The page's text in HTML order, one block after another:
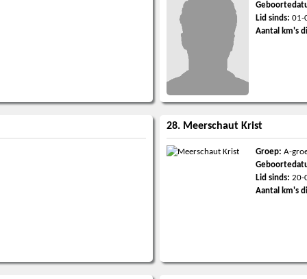
Lid sinds: 01-
Aantal km's
28. Meerschaut Krist
Groep: A-
Lid sinds: 20-
Aantal km's